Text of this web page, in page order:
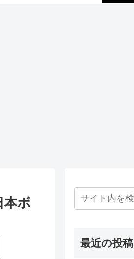
本ボ
最近の投稿